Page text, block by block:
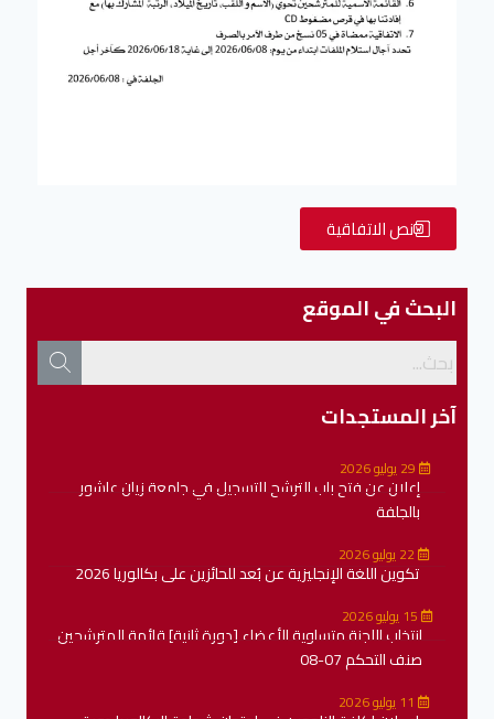
نص الاتفاقية
البحث في الموقع
آخر المستجدات
إعلان عن فتح باب الترشح للتسجيل في جامعة زيان عاشور
بالجلفة
تكوين اللغة الإنجليزية عن بُعد للحائزين على بكالوريا 2026
15 يوليو 2026
انتخاب اللجنة متساوية الأعضاء [دورة ثانية] قائمة المترشحين
صنف التحكم 07-08
11 يوليو 2026